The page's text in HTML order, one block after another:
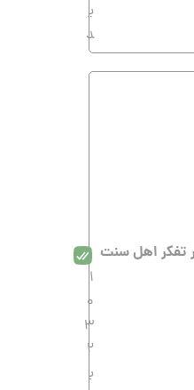
ی
د
تفکر اهل سنت
1
0
3
2
ب